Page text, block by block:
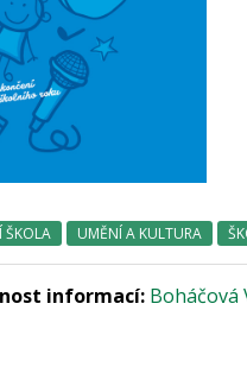
ŠKOLA UMĚNÍ A KULTURA
informací: Boháčová